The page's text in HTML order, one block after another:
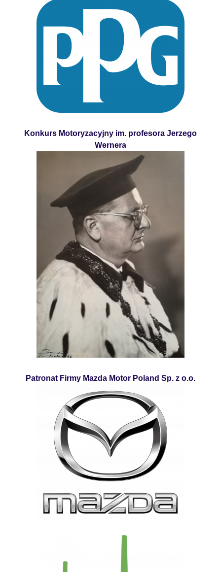
Konkurs Motoryzacyjny im. profesora Jerzego
Wernera
Patronat Firmy Mazda Motor Poland Sp. z o.o.